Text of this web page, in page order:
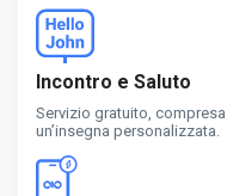
Incontro e Saluto
Servizio gratuito, compresa
un’insegna personalizzata.